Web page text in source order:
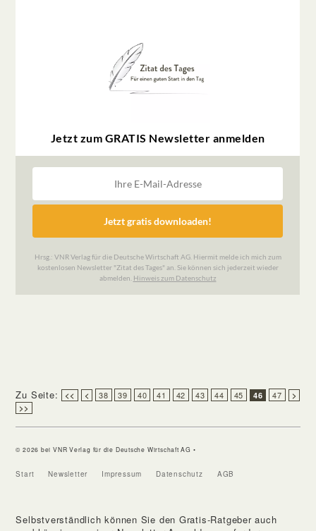
Zu Seite: << < 38 39 40 41 42 43 44 45 46 47
>
>>
© 2026 bei VNR Verlag für die Deutsche Wirtschaft AG •
Start Newsletter Impressum Datenschutz AGB
Selbstverständlich können Sie den Gratis-Ratgeber auch